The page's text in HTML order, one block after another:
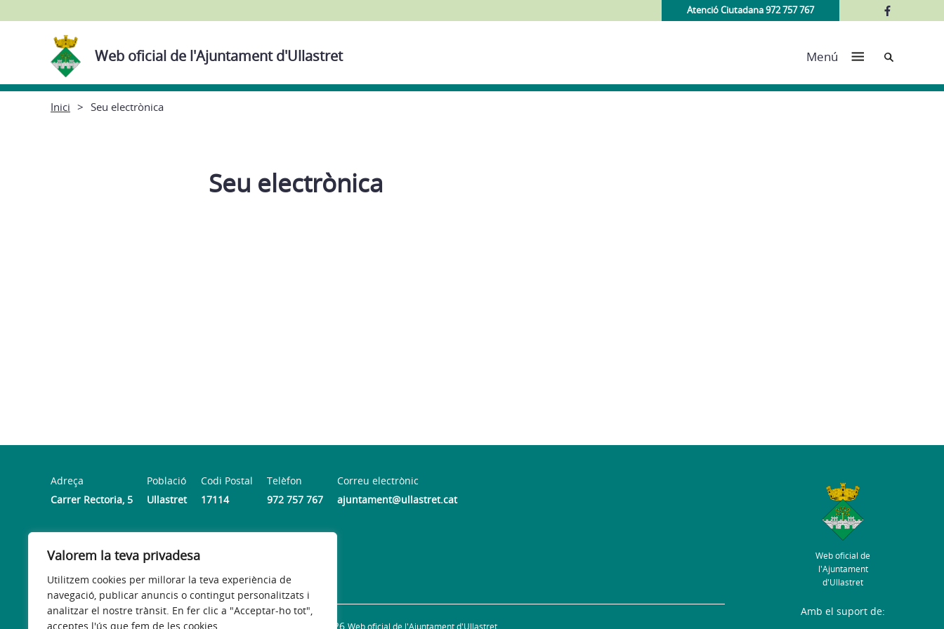
Valorem la teva privadesa
Utilitzem cookies per millorar la teva experiència de
navegació, publicar anuncis o contingut personalitzats i
analitzar el nostre trànsit. En fer clic a "Acceptar-ho tot",
acceptes l'ús que fem de les cookies.
Atenció Ciutadana 972 757 767
Web oficial de l'Ajuntament d'Ullastret Menú Cerca
Inici Seu electrònica
Seu electrònica
Adreça
Carrer Rectoria, 5
Població
Ullastret
Codi Postal
17114
Telèfon
972 757 767
Correu electrònic
ajuntament@ullastret.cat
Dimarts, dimecres i divendres de 9 a 13 hores.
Web oficial de
l'Ajuntament
d'Ullastret
Avís legal Política de privacitat © 2026
Amb el suport de: